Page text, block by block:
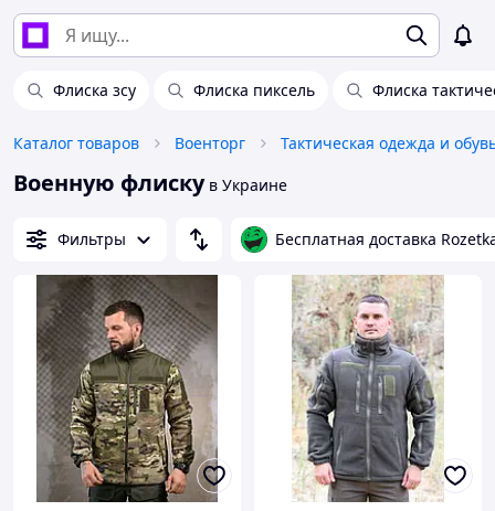
Флиска зсу Флиска пиксель Флиска
Каталог товаров Военторг Тактическая одежда и
Военную флискув Украине
Фильтры Бесплатная доставка